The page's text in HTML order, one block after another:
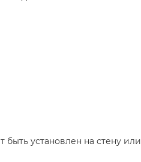
установлен на стену или